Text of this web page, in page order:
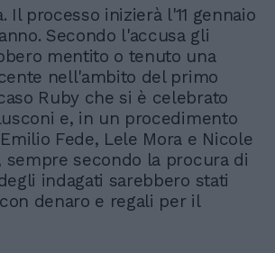
Il processo inizierà l'11 gennaio
Secondo l'accusa gli
mentito o tenuto una
nell'ambito del primo
Ruby che si è celebrato
e, in un procedimento
Fede, Lele Mora e Nicole
sempre secondo la procura di
indagati sarebbero stati
denaro e regali per il